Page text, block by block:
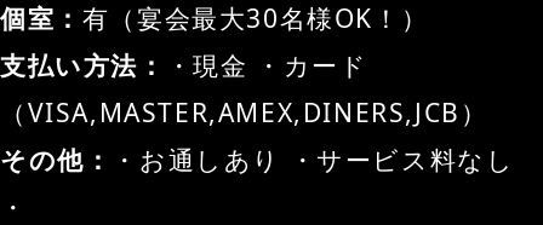
個室： 有（宴会最大30名様OK！）
支払い方法：
・現金 ・カード
（VISA,MASTER,AMEX,DINERS,JCB）
その他：
・お通しあり ・サービス料なし
・